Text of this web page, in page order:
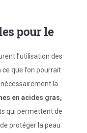
pour le
l’utilisation des
que l’on pourrait
la
en acides gras,
qui permettent de
protéger la peau